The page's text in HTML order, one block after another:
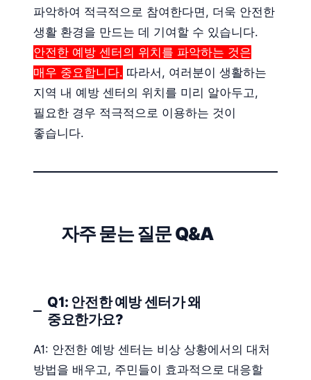
파악하여 적극적으로 참여한다면, 더욱 안전한
생활 환경을 만드는 데 기여할 수 있습니다.
안전한 예방 센터의 위치를 파악하는 것은
매우 중요합니다. 따라서, 여러분이 생활하는
지역 내 예방 센터의 위치를 미리 알아두고,
필요한 경우 적극적으로 이용하는 것이
좋습니다.
자주 묻는 질문 Q&A
Q1: 안전한 예방 센터가 왜
중요한가요?
A1: 안전한 예방 센터는 비상 상황에서의 대처
방법을 배우고, 주민들이 효과적으로 대응할